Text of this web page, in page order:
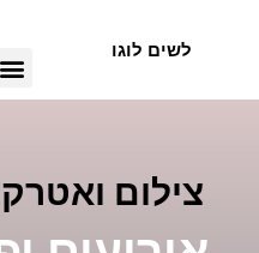
Menu לשים לוגו
צילום